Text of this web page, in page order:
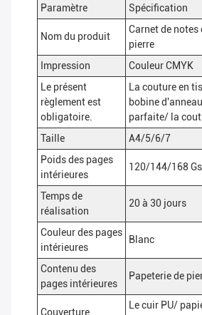
Paramètre Spécification
Nom du produit
Carnet de notes
pierre
Impression
Couleur CMYK
Le présent
règlement est
obligatoire.
La couture en
bobine
parfaite/ la
Taille
A4/5/6/7
Poids des pages
intérieures
120/144/168
Temps de
réalisation
20 à 30 jours
Couleur des pages
intérieures
Blanc
Contenu des
pages intérieures
Papeterie de
Couverture
Le cuir PU/